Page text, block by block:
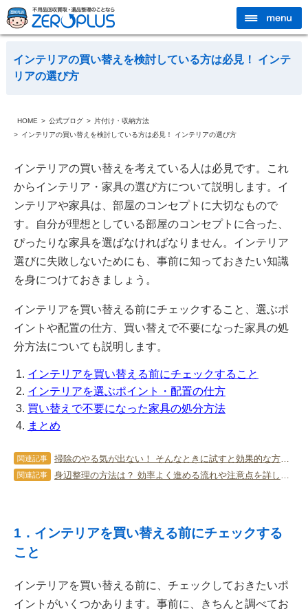
インテリアの買い替えを検討している方は必見！ インテ
リアの選び方
HOME 公式ブログ
片付け・収納方法
インテリアの買い替えを検討している方は必見！ インテリアの選び方
インテリアの買い替えを考えている人は必見です。これ
からインテリア・家具の選び方について説明します。イ
ンテリアや家具は、部屋のコンセプトに大切なもので
す。自分が理想としている部屋のコンセプトに合った、
ぴったりな家具を選ばなければなりません。インテリア
選びに失敗しないためにも、事前に知っておきたい知識
を身につけておきましょう。
インテリアを買い替える前にチェックすること、選ぶポ
イントや配置の仕方、買い替えで不要になった家具の処
分方法についても説明します。
インテリアを買い替える前にチェックすること
インテリアを選ぶポイント・配置の仕方
買い替えで不要になった家具の処分方法
まとめ
関連記事 掃除のやる気が出ない！ そんなときに試すと効果的な方法を解説
関連記事 身辺整理の方法は？ 効率よく進める流れや注意点を詳しく教えます！
1．インテリアを買い替える前にチェックする
こと
インテリアを買い替える前に、チェックしておきたいポ
イントがいくつかあります。事前に、きちんと調べてお